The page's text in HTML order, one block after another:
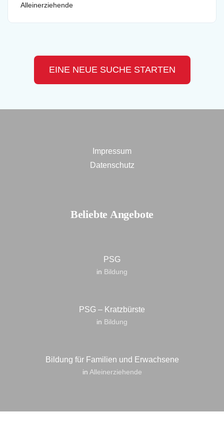
Alleinerziehende
EINE NEUE SUCHE STARTEN
Impressum
Datenschutz
Beliebte Angebote
PSG
in Bildung
PSG – Kratzbürste
in Bildung
Bildung für Familien und Erwachsene
in Alleinerziehende